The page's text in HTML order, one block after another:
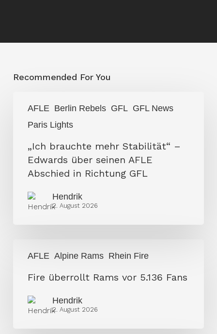
Recommended For You
AFLE Berlin Rebels GFL GFL News
Paris Lights
brauchte
mehr
Edwards
seinen
AFLE
Abschied
Richtung
„Ich brauchte mehr Stabilität“ –
Edwards über seinen AFLE
Abschied in Richtung GFL
Hendrik
2. August 2026
AFLE Alpine Rams Rhein Fire
überrollt
Rams
5.136
Fans
Fire überrollt Rams vor 5.136 Fans
Hendrik
2. August 2026